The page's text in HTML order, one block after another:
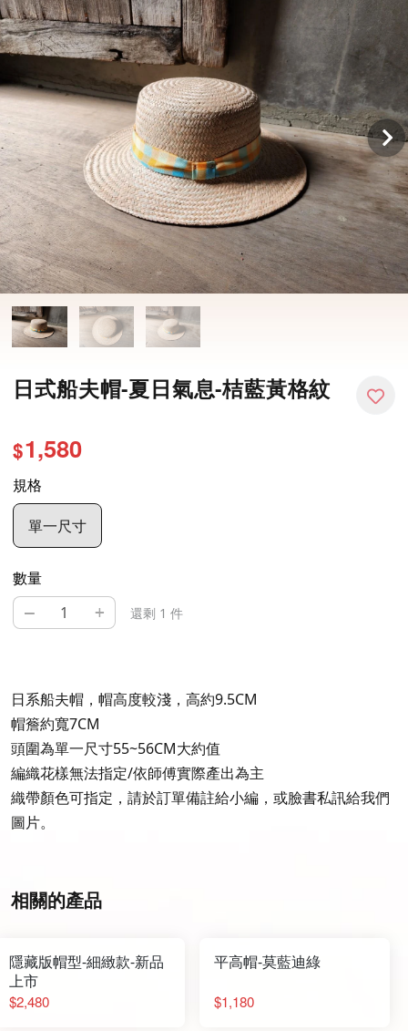
日式船夫帽-夏日氣息-桔藍黃格紋
$1,580
規格
單一尺寸
數量
– + 還剩 1 件
日系船夫帽，帽高度較淺，高約9.5CM
帽簷約寬7CM
頭圍為單一尺寸55~56CM大約值
編織花樣無法指定/依師傅實際產出為主
織帶顏色可指定，請於訂單備註給小編，或臉書私訊給我們
圖片。
相關的產品
隱藏版帽型-細緻款-新品
上市
$2,480
平高帽-莫藍迪綠
$1,180